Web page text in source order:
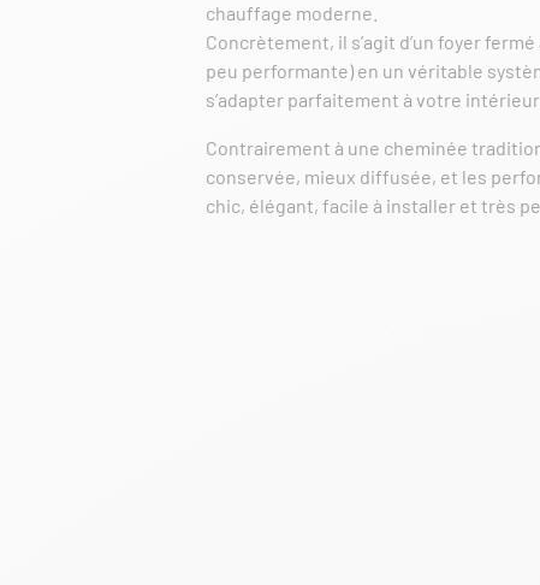
chauffage moderne.
Concrètement, il s’agit d’un foyer
peu performante) en un véritable
s’adapter parfaitement à votre intérieur.
Contrairement à une cheminée
conservée, mieux diffusée, et les
chic, élégant, facile à installer et très